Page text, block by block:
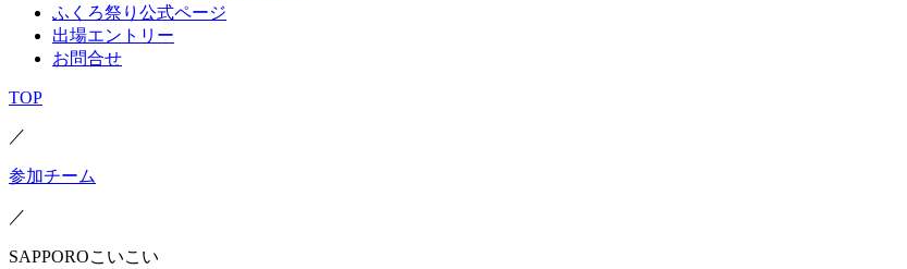
ふくろ祭り公式ページ
出場エントリー
お問合せ
TOP
／
参加チーム
／
SAPPOROこいこい